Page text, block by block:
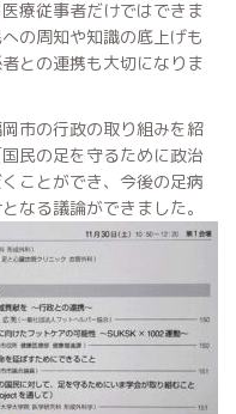
療従事者だけではできま
の周知や知識の底上げも
との連携も大切になりま
市の行政の取り組みを紹
民の足を守るために政治
ことができ、今後の足病
なる議論ができました。